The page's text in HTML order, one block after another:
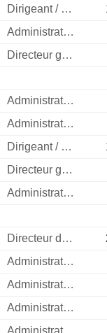
Dirigeant / cadre principal
Administrateur
Directeur general
Administrateur
Administrateur
Dirigeant / cadre principal
Directeur general
Administrateur
Directeur des operations
Administrateur
Administrateur
Administrateur